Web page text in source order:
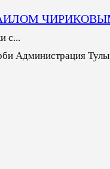
с...
Администрация Тулы